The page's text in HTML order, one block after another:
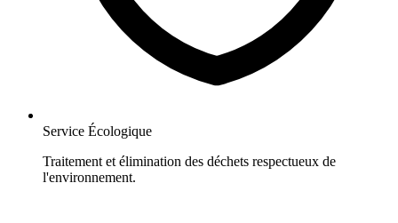
Service Écologique
Traitement et élimination des déchets respectueux de
l'environnement.